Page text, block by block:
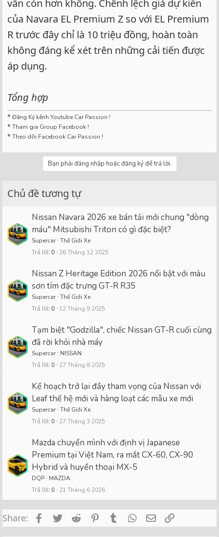
vẫn còn hơn không. Chênh lệch giá dự kiến
của Navara EL Premium Z so với EL Premium
R trước đây chỉ là 10 triệu đồng, hoàn toàn
không đáng kể xét trên những cải tiến được
áp dụng.
Tổng hợp
* Đăng Ký kênh Youtube Car Passion !
* Tham gia Group Facebook !
* Theo dõi Facebook Car Passion !
Bạn phải đăng nhập hoặc đăng ký để trả lời.
Chủ đề tương tự
Nissan Navara 2026 xe bán tải mới chung "dòng
máu" Mitsubishi Triton có gì đặc biệt?
Supercar Thế Giới Xe
Trả lời 0 26 Tháng 12 2025
Nissan Z Heritage Edition 2026 nổi bật với màu
sơn tím đặc trưng GT-R R35
Supercar Thế Giới Xe
Trả lời 0 12 Tháng 9 2025
Tạm biệt "Godzilla", chiếc Nissan GT-R cuối cùng
đã rời khỏi nhà máy
Supercar NISSAN
Trả lời 0 27 Tháng 8 2025
Kế hoạch trở lại đầy tham vọng của Nissan với
Leaf thế hệ mới và hàng loạt các mẫu xe mới
Supercar Thế Giới Xe
Trả lời 0 27 Tháng 3 2025
Mazda chuyển mình với định vị Japanese
Premium tại Việt Nam, ra mắt CX-60, CX-90
Hybrid và huyền thoại MX-5
DQP MAZDA
Trả lời 0 21 Tháng 6 2026
Share: FacebookTwitterReddit PinterestTumblrWhatsApp
Email